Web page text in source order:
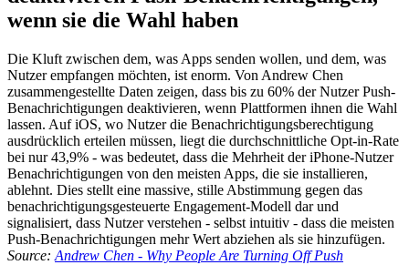
wenn sie die Wahl haben
Die Kluft zwischen dem, was Apps senden wollen, und dem, was
Nutzer empfangen möchten, ist enorm. Von Andrew Chen
zusammengestellte Daten zeigen, dass bis zu 60% der Nutzer Push-
Benachrichtigungen deaktivieren, wenn Plattformen ihnen die Wahl
lassen. Auf iOS, wo Nutzer die Benachrichtigungsberechtigung
ausdrücklich erteilen müssen, liegt die durchschnittliche Opt-in-Rate
bei nur 43,9% - was bedeutet, dass die Mehrheit der iPhone-Nutzer
Benachrichtigungen von den meisten Apps, die sie installieren,
ablehnt. Dies stellt eine massive, stille Abstimmung gegen das
benachrichtigungsgesteuerte Engagement-Modell dar und
signalisiert, dass Nutzer verstehen - selbst intuitiv - dass die meisten
Push-Benachrichtigungen mehr Wert abziehen als sie hinzufügen.
Source: Andrew Chen - Why People Are Turning Off Push